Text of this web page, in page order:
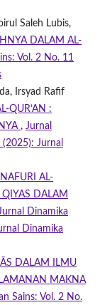
Saleh Lubis,
DALAM AL-
Vol. 2 No. 11
Irsyad Rafif
QUR’AN :
, Jurnal
Jurnal
AL-
DALAM
Dinamika
Dinamika
DALAM ILMU
MAKNA
Sains: Vol. 2 No.